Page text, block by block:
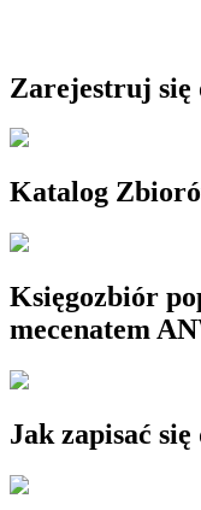
Zarejestruj się
Katalog
Księgozbiór
mecenatem
Jak zapisać